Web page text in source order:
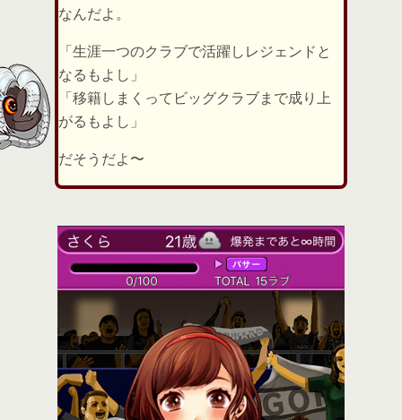
なんだよ。
「生涯一つのクラブで活躍しレジェンドと
なるもよし」
「移籍しまくってビッグクラブまで成り上
がるもよし」
だそうだよ〜